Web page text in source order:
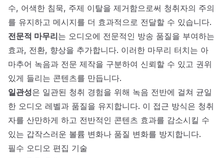
수, 어색한 침묵, 주제 이탈을 제거함으로써 청취자의 주의
를 유지하고 메시지를 더 효과적으로 전달할 수 있습니다.
전문적 마무리는 오디오에 전문적인 방송 품질을 부여하는
효과, 전환, 향상을 추가합니다. 이러한 마무리 터치는 아
마추어 녹음과 전문 제작을 구분하여 신뢰할 수 있고 권위
있게 들리는 콘텐츠를 만듭니다.
일관성은 일관된 청취 경험을 위해 녹음 전반에 걸쳐 균일
한 오디오 레벨과 품질을 유지합니다. 이 접근 방식은 청취
자를 산만하게 하고 전반적인 콘텐츠 효과를 감소시킬 수
있는 갑작스러운 볼륨 변화나 품질 변화를 방지합니다.
필수 오디오 편집 기술